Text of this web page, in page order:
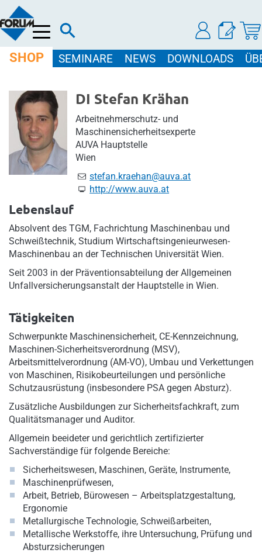
Menü
SHOP SEMINARE NEWS DOWNLOADS
DI Stefan Krähan
Arbeitnehmerschutz- und
Maschinensicherheitsexperte
AUVA Hauptstelle
Wien
stefan.kraehan@auva.at
http://www.auva.at
Lebenslauf
Absolvent des TGM, Fachrichtung Maschinenbau und
Schweißtechnik, Studium Wirtschaftsingenieurwesen-
Maschinenbau an der Technischen Universität Wien.
Seit 2003 in der Präventionsabteilung der Allgemeinen
Unfallversicherungsanstalt der Hauptstelle in Wien.
Tätigkeiten
Schwerpunkte Maschinensicherheit, CE-Kennzeichnung,
Maschinen-Sicherheitsverordnung (MSV),
Arbeitsmittelverordnung (AM-VO), Umbau und Verkettungen
von Maschinen, Risikobeurteilungen und persönliche
Schutzausrüstung (insbesondere PSA gegen Absturz).
Zusätzliche Ausbildungen zur Sicherheitsfachkraft, zum
Qualitätsmanager und Auditor.
Allgemein beeideter und gerichtlich zertifizierter
Sachverständige für folgende Bereiche:
Sicherheitswesen, Maschinen, Geräte, Instrumente,
Maschinenprüfwesen,
Arbeit, Betrieb, Bürowesen – Arbeitsplatzgestaltung,
Ergonomie
Metallurgische Technologie, Schweißarbeiten,
Metallische Werkstoffe, ihre Untersuchung, Prüfung und
Absturzsicherungen